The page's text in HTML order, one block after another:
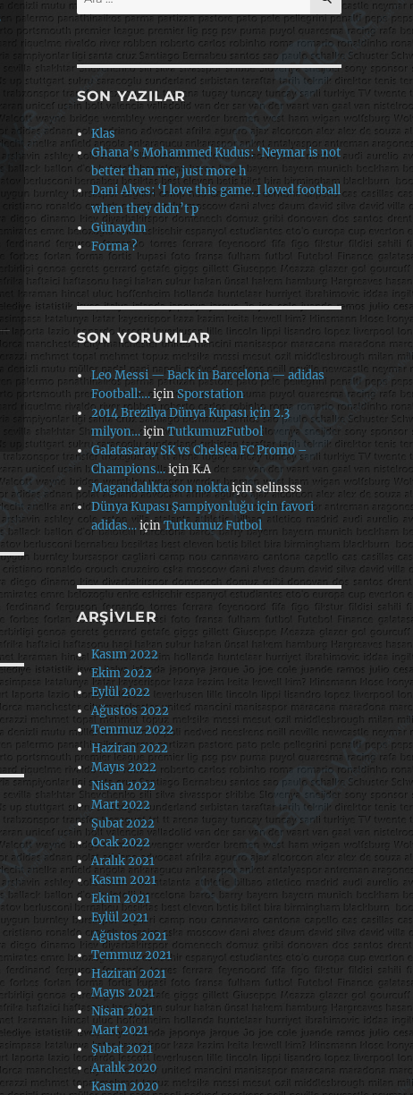
SON YAZILAR
Klas
Ghana’s Mohammed Kudus: ‘Neymar is not
better than me, just more h
Dani Alves: ‘I love this game. I loved football
when they didn’t p
Günaydın
Forma ?
SON YORUMLAR
Leo Messi — Back in Barcelona — adidas
Football:…içinSporstation
2014 Brezilya Dünya Kupası için 2.3
milyon…içinTutkumuzFutbol
Galatasaray SK vs Chelsea FC Promo –
Champions…içinK.A
Magandalıkta son noktaiçinselinsss
Dünya Kupası Şampiyonluğu için favori
adidas…içinTutkumuz Futbol
ARŞIVLER
Kasım 2022
Ekim 2022
Eylül 2022
Ağustos 2022
Temmuz 2022
Haziran 2022
Mayıs 2022
Nisan 2022
Mart 2022
Şubat 2022
Ocak 2022
Aralık 2021
Kasım 2021
Ekim 2021
Eylül 2021
Ağustos 2021
Temmuz 2021
Haziran 2021
Mayıs 2021
Nisan 2021
Mart 2021
Şubat 2021
Aralık 2020
Kasım 2020